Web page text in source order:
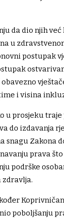
da dio njih
u
postupak
i visina
u prosjeku
do izdavanja
snagu Zakona
prava
podrške
zdravlja.
poboljšanju